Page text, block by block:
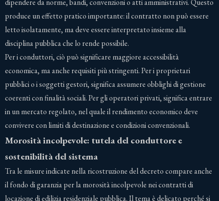
dipendere da norme, bandi, convenzioni o atti amministrativi. Questo
produce un effetto pratico importante: il contratto non può essere
letto isolatamente, ma deve essere interpretato insieme alla
disciplina pubblica che lo rende possibile.
Per i conduttori, ciò può significare maggiore accessibilità
economica, ma anche requisiti più stringenti. Per i proprietari
pubblici o i soggetti gestori, significa assumere obblighi di gestione
coerenti con finalità sociali. Per gli operatori privati, significa entrare
in un mercato regolato, nel quale il rendimento economico deve
convivere con limiti di destinazione e condizioni convenzionali.
Morosità incolpevole: tutela del conduttore e
sostenibilità del sistema
Tra le misure indicate nella ricostruzione del decreto compare anche
il fondo di garanzia per la morosità incolpevole nei contratti di
locazione di edilizia residenziale pubblica. Il tema è delicato perché si